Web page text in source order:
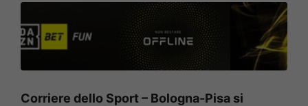
Corriere dello Sport – Bologna-Pisa si